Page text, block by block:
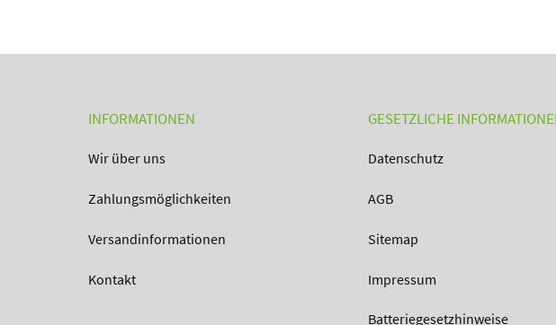
INFORMATIONEN
Wir über uns
Zahlungsmöglichkeiten
Versandinformationen
Kontakt
GESETZLICHE
Datenschutz
AGB
Sitemap
Impressum
Batteriegesetzhinweise